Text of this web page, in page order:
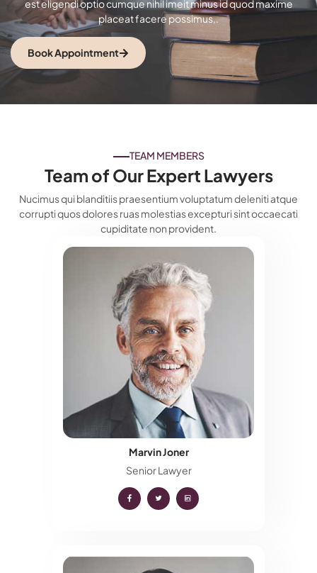
est eligendi optio cumque nihil imeit minus id quod maxime
placeat facere possimus,.
Book Appointment
TEAM MEMBERS
Team of Our Expert Lawyers
Nucimus qui blanditiis praesentium voluptatum deleniti atque
corrupti quos dolores ruas molestias excepturi sint occaecati
cupiditate non provident.
Marvin Joner
Senior Lawyer